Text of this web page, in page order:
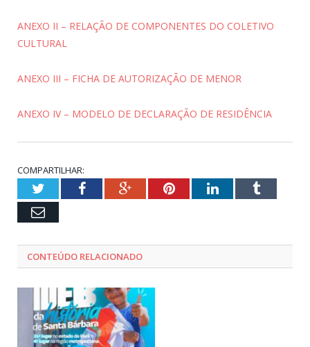
ANEXO II – RELAÇÃO DE COMPONENTES DO COLETIVO
CULTURAL
ANEXO III – FICHA DE AUTORIZAÇÃO DE MENOR
ANEXO IV – MODELO DE DECLARAÇÃO DE RESIDÊNCIA
COMPARTILHAR:
TwitterFacebookGoogle+PinterestLinkedInTumblr
Email
CONTEÚDO RELACIONADO